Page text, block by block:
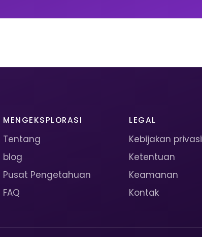
MENGEKSPLORASI
Tentang
blog
Pusat Pengetahuan
FAQ
LEGAL
Kebijakan privasi
Ketentuan
Keamanan
Kontak